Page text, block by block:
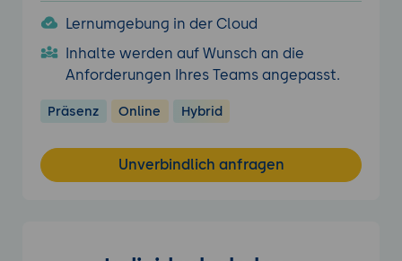
Lernumgebung in der Cloud
Inhalte werden auf Wunsch an die
Anforderungen Ihres Teams angepasst.
Präsenz Online Hybrid
Unverbindlich anfragen